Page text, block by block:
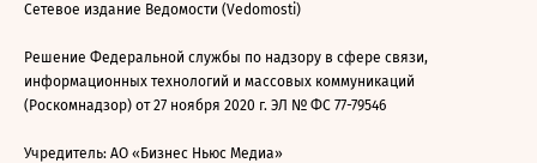
Сетевое издание Ведомости (Vedomosti)
Решение Федеральной службы по надзору в сфере связи,
информационных технологий и массовых коммуникаций
(Роскомнадзор) от 27 ноября 2020 г. ЭЛ № ФС 77-79546
Учредитель: АО «Бизнес Ньюс Медиа»